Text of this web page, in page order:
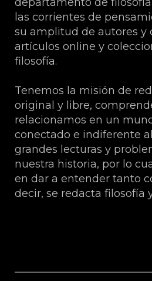
las corrientes de
su amplitud de autores y
artículos online y
filosofía.
Tenemos la misión de
original y libre,
relacionamos en un
conectado e indiferente
grandes lecturas y
nuestra historia, por lo
en dar a entender tanto
decir, se redacta filosofía